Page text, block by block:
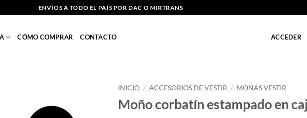
ENVÍOS A TODO EL PAÍS POR DAC O MIRTRANS
CÓMO COMPRAR CONTACTO ACCEDER
INICIO / ACCESORIOS DE VESTIR / MOÑAS VESTIR
Moño corbatín estampado en